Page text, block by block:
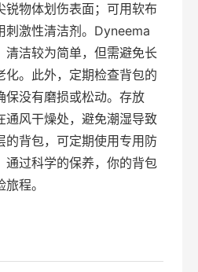
锐物体划伤表面；可用软布
刺激性清洁剂。Dyneema
清洁较为简单，但需避免长
化。此外，定期检查背包的
保没有磨损或松动。存放
通风干燥处，避免潮湿导致
的背包，可定期使用专用防
通过科学的保养，你的背包
程。